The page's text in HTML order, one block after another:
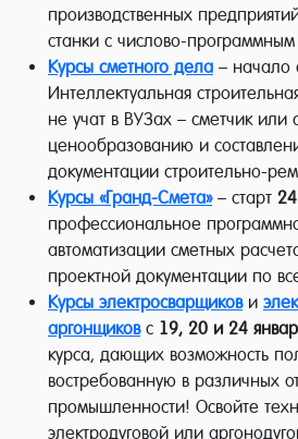
производственных
станки с числово-
Курсы сметного дела – начало
Интеллектуальная
не учат в ВУЗах – сметчик или
ценообразованию и
документации строительно-
Курсы «Гранд-Смета» – старт
профессиональное
автоматизации сметных
проектной документации по
Курсы электросварщикови
аргонщиковс 19, 20 и 24
курса, дающих возможность
востребованную в различных
промышленности! Освойте
электродуговой или